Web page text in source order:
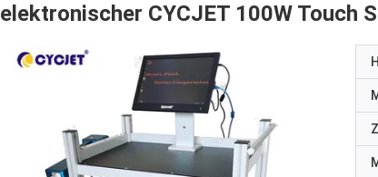
elektronischer CYCJET 100W Touch